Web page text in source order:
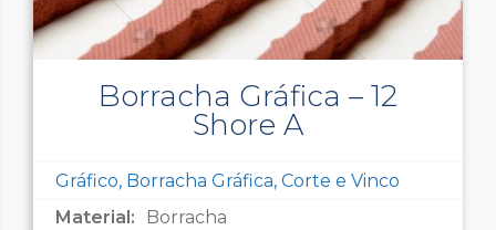
Borracha Gráfica – 12
Shore A
Gráfico, Borracha Gráfica, Corte e Vinco
Material:
Borracha